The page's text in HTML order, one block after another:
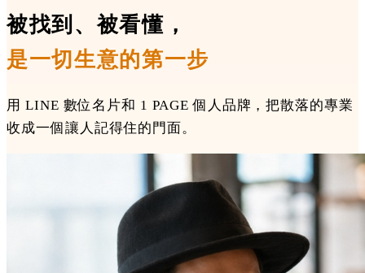
被找到、被看懂，
是一切生意的第一步
用 LINE 數位名片和 1 PAGE 個人品牌，把散落的專業
收成一個讓人記得住的門面。